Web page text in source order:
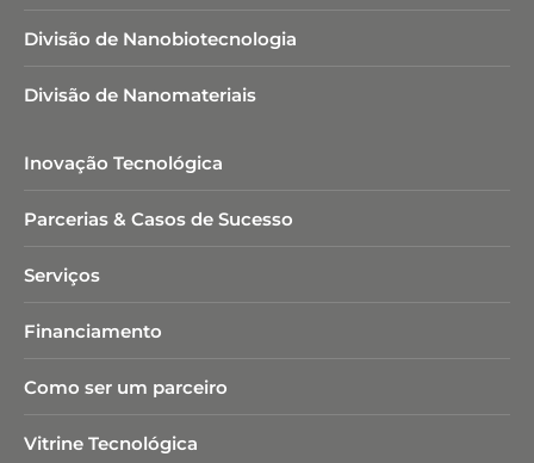
Divisão de Nanobiotecnologia​
Divisão de Nanomateriais
Inovação Tecnológica
Parcerias & Casos de Sucesso
Serviços
Financiamento
Como ser um parceiro
Vitrine Tecnológica